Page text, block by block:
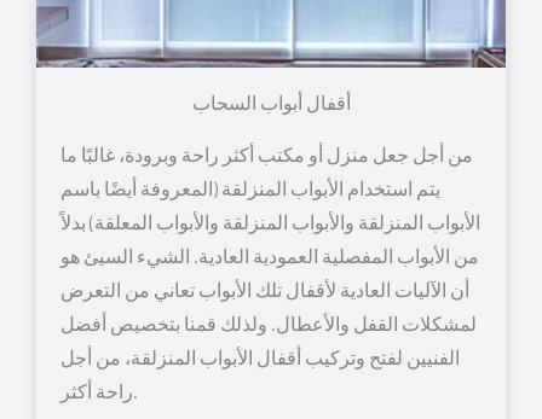
أقفال أبواب السحاب
من أجل جعل منزل أو مكتب أكثر راحة وبرودة، غالبًا ما
يتم استخدام الأبواب المنزلقة (المعروفة أيضًا باسم
الأبواب المنزلقة والأبواب المنزلقة والأبواب المعلقة) بدلاً
من الأبواب المفصلية العمودية العادية. الشيء السيئ هو
أن الآليات العادية لأقفال تلك الأبواب تعاني من التعرض
لمشكلات القفل والأعطال. ولذلك قمنا بتخصيص أفضل
الفنيين لفتح وتركيب أقفال الأبواب المنزلقة، من أجل
راحة أكثر.